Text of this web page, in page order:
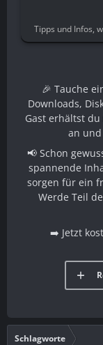
Tipps und Infos,
🎉 Tauche
Downloads,
Gast erhältst
an
📢 Schon
spannende
sorgen für ein
Werde Teil
➡️ Jetzt
Schlagworte